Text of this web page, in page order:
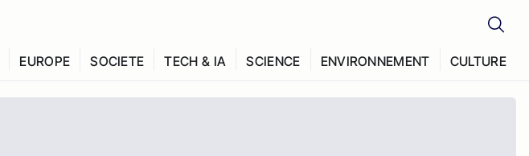
EUROPE SOCIETE TECH & IA SCIENCE ENVIRONNEMENT CULTURE